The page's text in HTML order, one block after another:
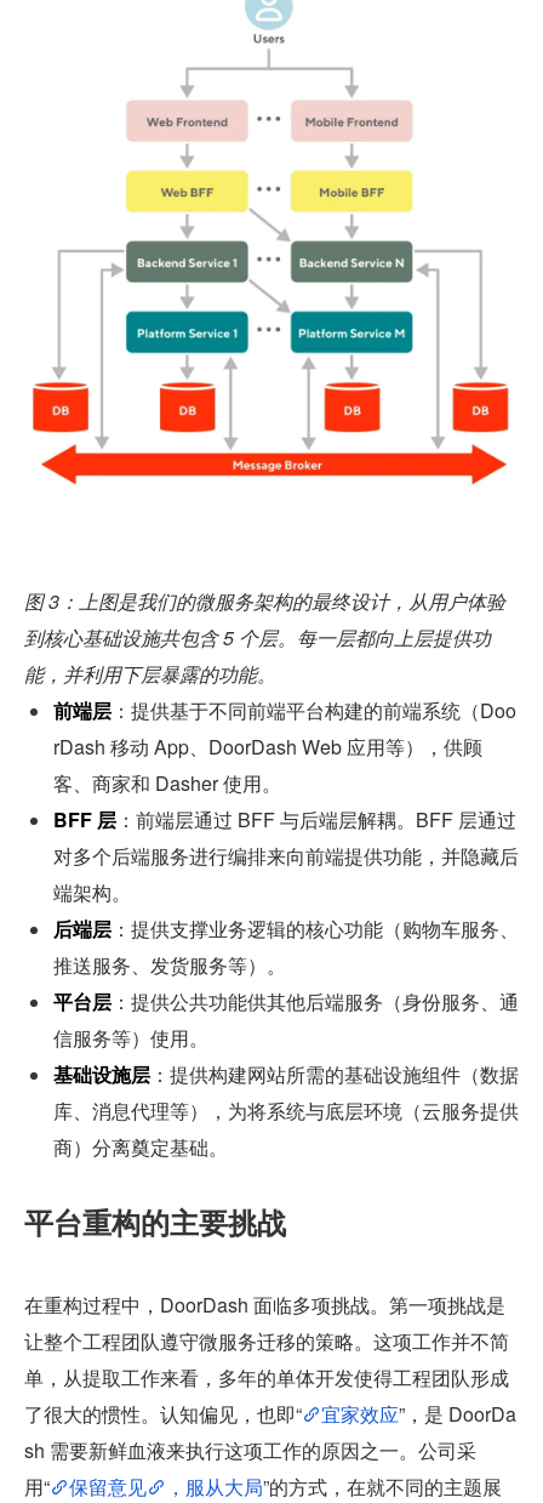
图 3：上图是我们的微服务架构的最终设计，从用户体验
到核心基础设施共包含 5 个层。每一层都向上层提供功
能，并利用下层暴露的功能。
前端层 ：提供基于不同前端平台构建的前端系统（Doo
rDash 移动 App、DoorDash Web 应用等），供顾
客、商家和 Dasher 使用。
BFF 层 ：前端层通过 BFF 与后端层解耦。BFF 层通过
对多个后端服务进行编排来向前端提供功能，并隐藏后
端架构。
后端层 ：提供支撑业务逻辑的核心功能（购物车服务、
推送服务、发货服务等）。
平台层 ：提供公共功能供其他后端服务（身份服务、通
信服务等）使用。
基础设施层 ：提供构建网站所需的基础设施组件（数据
库、消息代理等），为将系统与底层环境（云服务提供
商）分离奠定基础。
平台重构的主要挑战
在重构过程中，DoorDash 面临多项挑战。第一项挑战是
让整个工程团队遵守微服务迁移的策略。这项工作并不简
单，从提取工作来看，多年的单体开发使得工程团队形成
了很大的惯性。认知偏见，也即“
宜家效应”，是 DoorDa
sh 需要新鲜血液来执行这项工作的原因之一。公司采
用“
保留意见 ，服从大局”的方式，在就不同的主题展